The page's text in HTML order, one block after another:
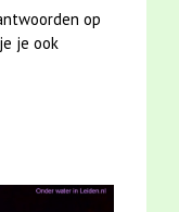
op
je ook